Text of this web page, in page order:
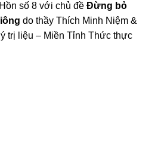
số 8 với chủ đềĐừng bỏ
do thầyThích Minh Niệm &
trị liệu – Miền Tỉnh Thức thực